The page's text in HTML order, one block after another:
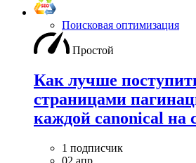
Поисковая оптимизация
Простой
Как лучше
страницами
каждой canonical на
1 подписчик